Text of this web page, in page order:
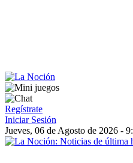
Regístrate
Iniciar Sesión
Jueves, 06 de Agosto de 2026 -